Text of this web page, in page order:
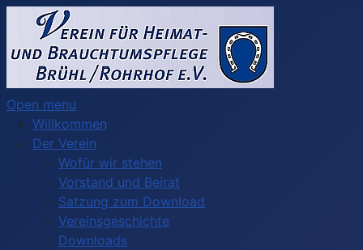
Open menu
Willkommen
Der Verein
Wofür wir stehen
Vorstand und Beirat
Satzung zum Download
Vereinsgeschichte
Downloads